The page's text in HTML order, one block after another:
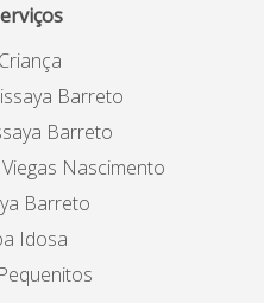
Barreto
Barreto
Nascimento
Barreto
Idosa